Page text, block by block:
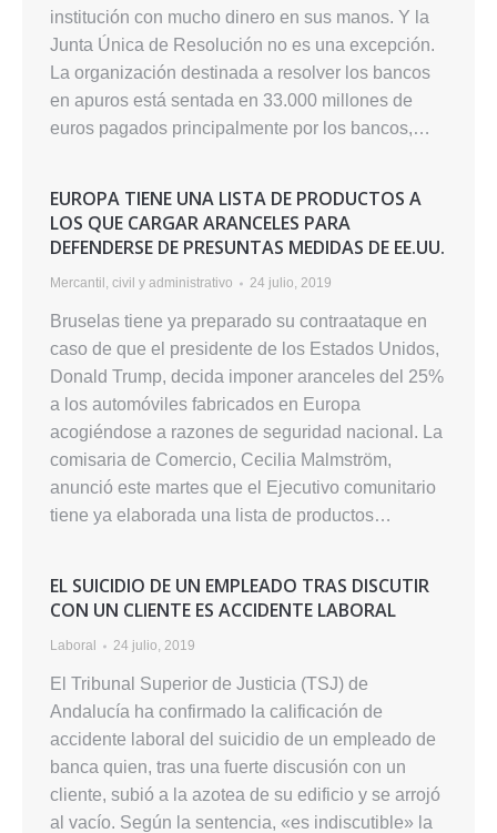
institución con mucho dinero en sus manos. Y la
Junta Única de Resolución no es una excepción.
La organización destinada a resolver los bancos
en apuros está sentada en 33.000 millones de
euros pagados principalmente por los bancos,…
EUROPA TIENE UNA LISTA DE PRODUCTOS A
LOS QUE CARGAR ARANCELES PARA
DEFENDERSE DE PRESUNTAS MEDIDAS DE EE.UU.
Mercantil, civil y administrativo 24 julio, 2019
Bruselas tiene ya preparado su contraataque en
caso de que el presidente de los Estados Unidos,
Donald Trump, decida imponer aranceles del 25%
a los automóviles fabricados en Europa
acogiéndose a razones de seguridad nacional. La
comisaria de Comercio, Cecilia Malmström,
anunció este martes que el Ejecutivo comunitario
tiene ya elaborada una lista de productos…
EL SUICIDIO DE UN EMPLEADO TRAS DISCUTIR
CON UN CLIENTE ES ACCIDENTE LABORAL
Laboral 24 julio, 2019
El Tribunal Superior de Justicia (TSJ) de
Andalucía ha confirmado la calificación de
accidente laboral del suicidio de un empleado de
banca quien, tras una fuerte discusión con un
cliente, subió a la azotea de su edificio y se arrojó
al vacío. Según la sentencia, «es indiscutible» la